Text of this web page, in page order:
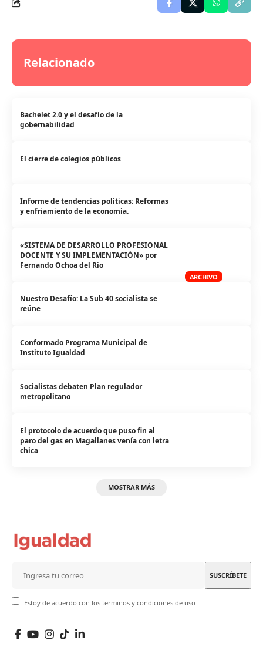
Relacionado
Bachelet 2.0 y el desafío de la
gobernabilidad
El cierre de colegios públicos
Informe de tendencias políticas: Reformas
y enfriamiento de la economía.
ARCHIVO
«SISTEMA DE DESARROLLO PROFESIONAL
DOCENTE Y SU IMPLEMENTACIÓN» por
Fernando Ochoa del Río
Nuestro Desafío: La Sub 40 socialista se
reúne
Conformado Programa Municipal de
Instituto Igualdad
Socialistas debaten Plan regulador
metropolitano
El protocolo de acuerdo que puso fin al
paro del gas en Magallanes venía con letra
chica
MOSTRAR MÁS
Estoy de acuerdo con los terminos y condiciones de uso